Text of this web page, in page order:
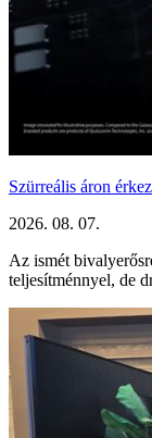
Szürreális áron
2026. 08. 07.
Az ismét
teljesítménnyel, de